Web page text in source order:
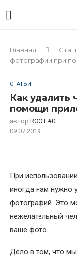
Главная
фотографии при
СТАТЬИ
Как удалить
помощи
автор ROOT #0
09.07.2019
При
иногда нам нужно
фотографий. Это
нежелательный
ваше фото.
Дело в том, что